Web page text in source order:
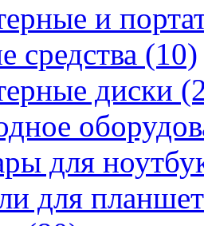
и
средства (10)
диски
для
для